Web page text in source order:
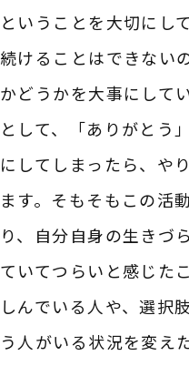
ということを大切にし
続けることはできない
かどうかを大事にして
として、「ありがとう
にしてしまったら、や
ます。そもそもこの活
り、自分自身の生きづ
ていてつらいと感じた
しんでいる人や、選択
う人がいる状況を変え